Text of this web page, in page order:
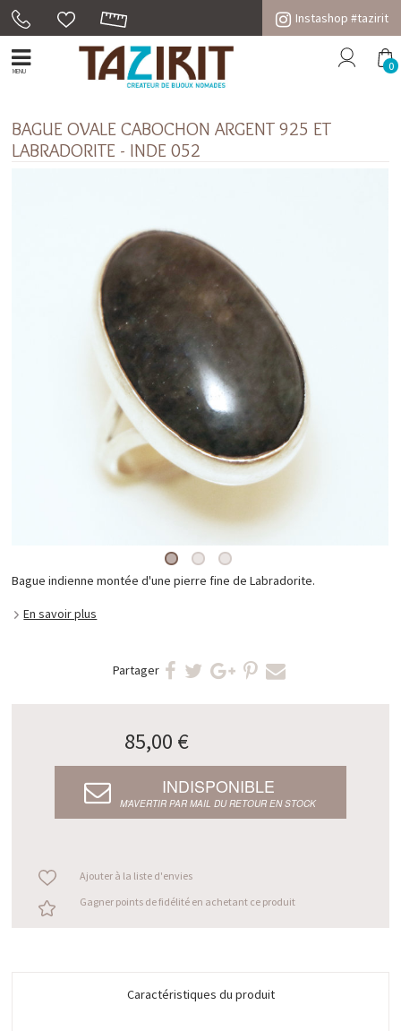
Instashop #tazirit
MENU 0
BAGUE OVALE CABOCHON ARGENT 925 ET
LABRADORITE - INDE 052
Bague indienne montée d'une pierre fine de Labradorite.
En savoir plus
Partager
85,00 €
INDISPONIBLE
M’AVERTIR PAR MAIL DU RETOUR EN STOCK
Ajouter à la liste d'envies
Gagner points de fidélité en achetant ce produit
Caractéristiques du produit